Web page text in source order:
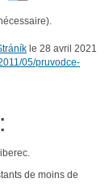
le 28 avril 2021
05/pruvodce-
de moins de